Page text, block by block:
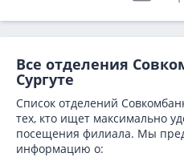
Все отделения
Сургуте
Список отделений
тех, кто ищет максимально
посещения филиала. Мы
информацию о: